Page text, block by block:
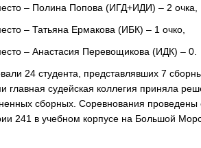
– Полина Попова (ИГД+ИДИ) – 2 очка,
– Татьяна Ермакова (ИБК) – 1 очко,
– Анастасия Перевощикова (ИДК) – 0.
24 студента, представлявших 7
главная судейская коллегия приняла
сборных. Соревнования проведены
241 в учебном корпусе на Большой